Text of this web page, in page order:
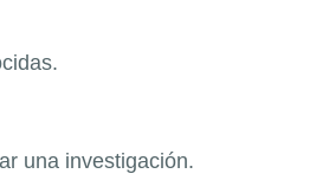
una investigación.